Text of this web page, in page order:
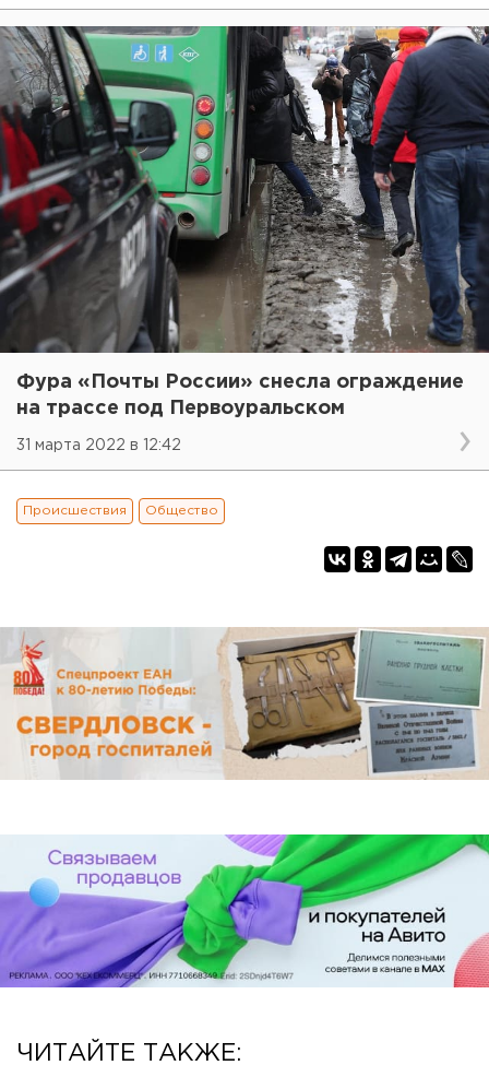
Фура «Почты России» снесла ограждение
на трассе под Первоуральском
31 марта 2022 в 12:42
Происшествия Общество
ЧИТАЙТЕ ТАКЖЕ: